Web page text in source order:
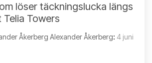
löser täckningslucka längs
Towers
Alexander Åkerberg: 4 juni